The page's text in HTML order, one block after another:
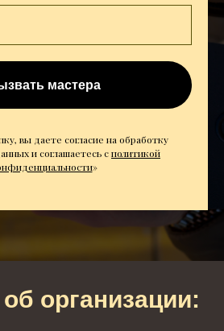
мастера
вы даете согласие на обработку
и соглашаетесь cполитикой
»
организации: